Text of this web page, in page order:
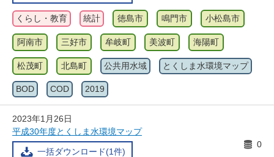
くらし・教育 統計 徳島市 鳴門市 小松島市
阿南市 三好市 牟岐町 美波町 海陽町
松茂町 北島町 公共用水域 とくしま水環境マップ
BOD COD 2019
2023年1月26日
平成30年度とくしま水環境マップ
一括ダウンロード(1件)
0